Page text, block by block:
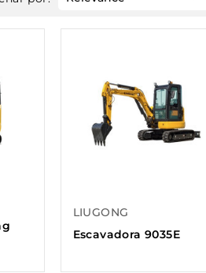
LIUGONG
Escavadora 9035E